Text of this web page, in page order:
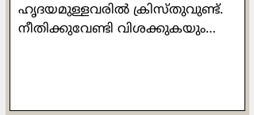
ഹൃദയമുള്ളവരിൽ ക്രിസ്തുവുണ്ട്.
നീതിക്കുവേണ്ടി വിശക്കുകയും